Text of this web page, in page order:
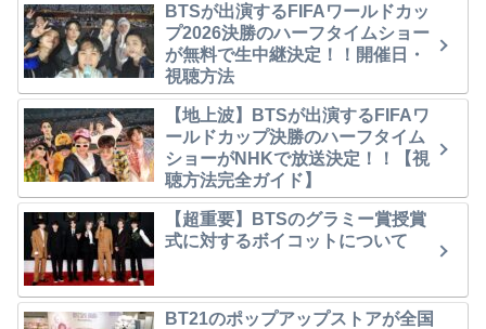
BTSが出演するFIFAワールドカッ
プ2026決勝のハーフタイムショー
が無料で生中継決定！！開催日・
視聴方法
【地上波】BTSが出演するFIFAワ
ールドカップ決勝のハーフタイム
ショーがNHKで放送決定！！【視
聴方法完全ガイド】
【超重要】BTSのグラミー賞授賞
式に対するボイコットについて
BT21のポップアップストアが全国